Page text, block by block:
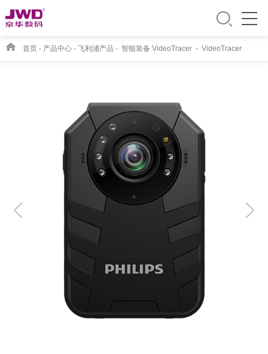
首页- 产品中心- 飞利浦产品 - 智能装备 VideoTracer- VideoTracer